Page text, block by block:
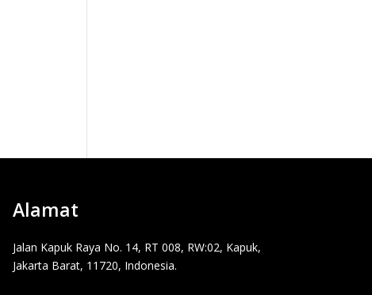
Alamat
Jalan Kapuk Raya No. 14, RT 008, RW:02, Kapuk,
Jakarta Barat, 11720, Indonesia.